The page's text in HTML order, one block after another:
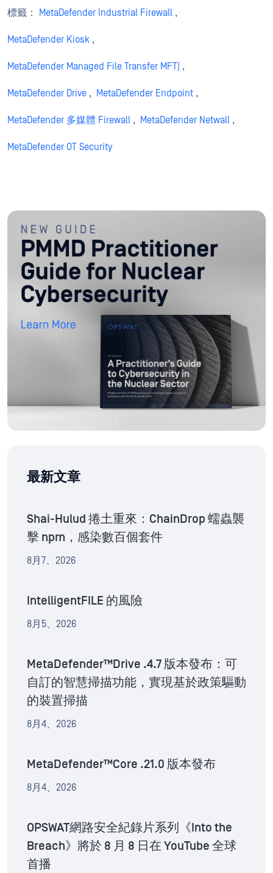
標籤： MetaDefender Industrial Firewall ,
MetaDefender Kiosk ,
MetaDefender Managed File Transfer MFT) ,
MetaDefender Drive , MetaDefender Endpoint ,
MetaDefender 多媒體 Firewall , MetaDefender Netwall ,
MetaDefender OT Security
最新文章
Shai-Hulud 捲土重來：ChainDrop 蠕蟲襲
擊 npm，感染數百個套件
8月7、2026
IntelligentFILE 的風險
8月5、2026
MetaDefender™Drive .4.7 版本發布：可
自訂的智慧掃描功能，實現基於政策驅動
的裝置掃描
8月4、2026
MetaDefender™Core .21.0 版本發布
8月4、2026
OPSWAT網路安全紀錄片系列《Into the
Breach》將於 8 月 8 日在 YouTube 全球
首播